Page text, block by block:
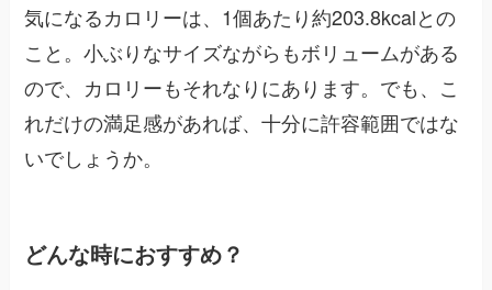
気になるカロリーは、1個あたり約203.8kcalとの
こと。小ぶりなサイズながらもボリュームがある
ので、カロリーもそれなりにあります。でも、こ
れだけの満足感があれば、十分に許容範囲ではな
いでしょうか。
どんな時におすすめ？